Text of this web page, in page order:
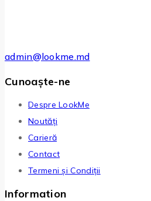
admin@lookme.md
Cunoaște-ne
Despre LookMe
Noutăți
Carieră
Contact
Termeni și Condiții
Information